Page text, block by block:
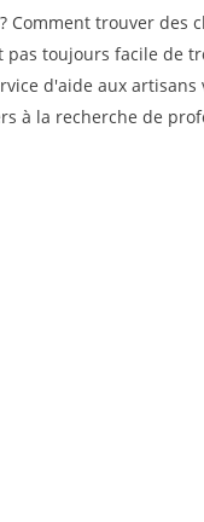
Comment trouver des
toujours facile de
d'aide aux
à la recherche de